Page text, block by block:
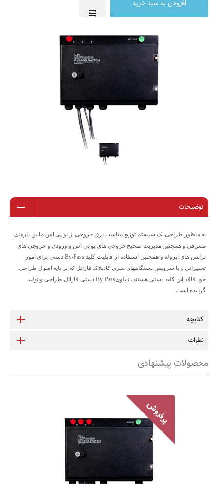
توضیحات
به منظور طراحی یک سیستم توزیع مناسب برق خروجی از یو پی اس مابین بارهای
مصرفی و همچنین مدیریت صحیح خروجی های یو پی اس و ورودی و خروجی های
ترانس های ایزوله و همچنین استفاده از قابلیت کلید By-Pass دستی برای امور
تعمیراتی و یا سرویس دستگاههای سری کادیلاک فاراتل که بر پایه اصول طراحی
خود فاقد این کلید دستی هستند، تابلویBy-Pass دستی فاراتل طراحی و تولید
گردیده است.
کتابچه
نظرات
محصولات پیشنهادی
سهولت استفاده به کمک کلید چرخان
دارای نشانگر‌ سیگنال برق ورودی یوپی‌اس
حفاظت هوشمند از دستگاه یوپی‌اس
قابلیت نصب بر روی دیوار
قابلیت پشتیبانی از یوپی‌اس‌های سه فاز
امکان نصب ترانس ایزوله و قرار دادن
آن در خروجی یوپی‌اس